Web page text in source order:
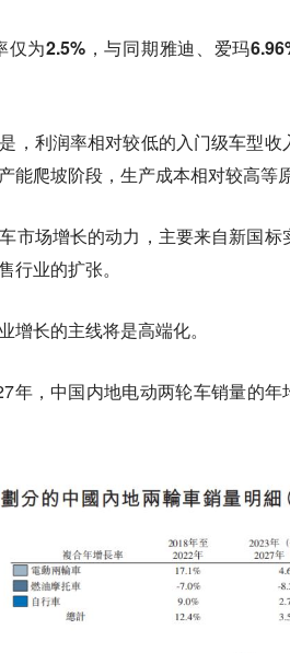
为2.5%，与同期雅迪、爱玛
，利润率相对较低的入门级车型
能爬坡阶段，生产成本相对较高等
市场增长的动力，主要来自新国标
行业的扩张。
增长的主线将是高端化。
年，中国内地电动两轮车销量的